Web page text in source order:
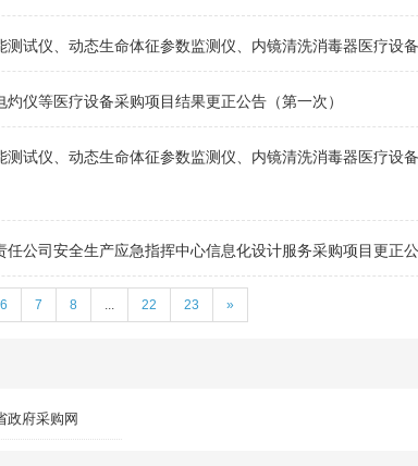
测试仪、动态生命体征参数监测仪、内镜清洗消毒器医疗设
仪等医疗设备采购项目结果更正公告（第一次）
测试仪、动态生命体征参数监测仪、内镜清洗消毒器医疗设
任公司安全生产应急指挥中心信息化设计服务采购项目更正
6 7 8 ... 22 23 »
政府采购网